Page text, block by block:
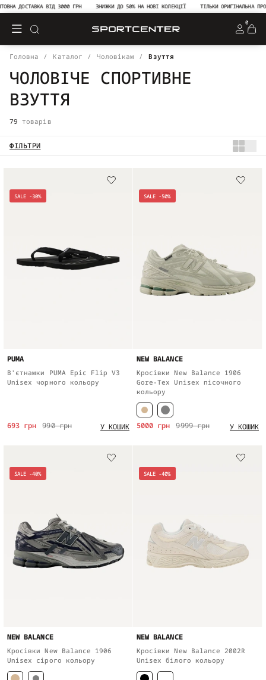
ДОСТАВКА ВІД 3000 ГРН ЗНИЖКИ ДО 50% НА НОВІ КОЛЕКЦІЇ ТІЛЬКИ ОРИГІНАЛЬНА ПРОДУКЦІЯ
0
Головна Каталог Чоловікам Взуття
ЧОЛОВІЧЕ СПОРТИВНЕ
ВЗУТТЯ
79 товарів
ФІЛЬТРИ
SALE -30%
PUMA
В'єтнамки PUMA Epic Flip V3
Unisex чорного кольору
990 грн
693 грн У КОШИК
SALE -50%
NEW BALANCE
Кросівки New Balance 1906
Gore-Tex Unisex пісочного
кольору
9999 грн
5000 грн У КОШИК
SALE -40%
NEW BALANCE
Кросівки New Balance 1906
Unisex сірого кольору
SALE -40%
NEW BALANCE
Кросівки New Balance 2002R
Unisex білого кольору